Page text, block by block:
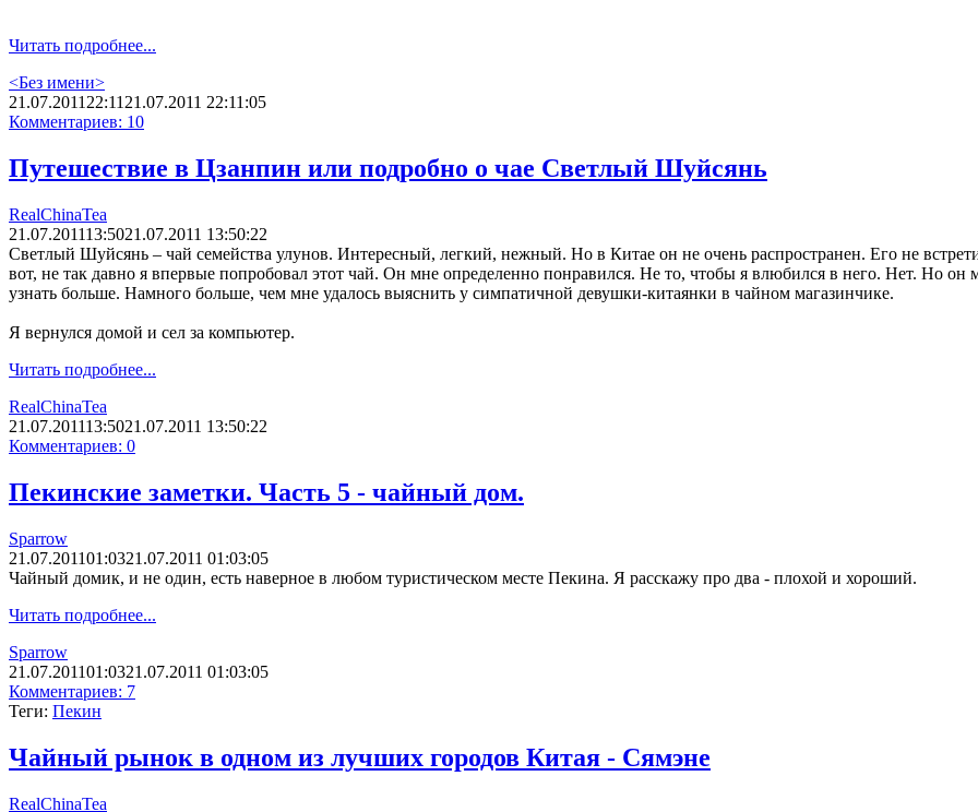
Читать подробнее...
<Без имени>
21.07.2011 22:11 21.07.2011 22:11:05
Комментариев: 10
Путешествие в Цзанпин или подробно о чае Светлый Шуйсянь
RealChinaTea
21.07.201113:5021.07.2011 13:50:22
Светлый Шуйсянь – чай семейства улунов. Интересный, легкий, нежный. Но в Китае он не очень распространен. Его не
вот, не так давно я впервые попробовал этот чай. Он мне определенно понравился. Не то, чтобы я влюбился в него. Нет. Но он
узнать больше. Намного больше, чем мне удалось выяснить у симпатичной девушки-китаянки в чайном магазинчике.
Я вернулся домой и сел за компьютер.
Читать подробнее...
RealChinaTea
21.07.201113:5021.07.2011 13:50:22
Комментариев: 0
Пекинские заметки. Часть 5 - чайный дом.
Sparrow
21.07.201101:0321.07.2011 01:03:05
Чайный домик, и не один, есть наверное в любом туристическом месте Пекина. Я расскажу про два - плохой и хороший.
Читать подробнее...
Sparrow
21.07.201101:0321.07.2011 01:03:05
Комментариев: 7
Теги: Пекин
Чайный рынок в одном из лучших городов Китая - Сямэне
RealChinaTea